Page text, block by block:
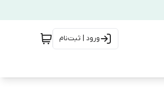
ورود | ثبت‌نام